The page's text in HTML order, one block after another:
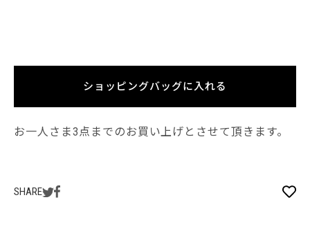
ショッピングバッグに入れる
お一人さま3点までのお買い上げとさせて頂きます。
SHARE